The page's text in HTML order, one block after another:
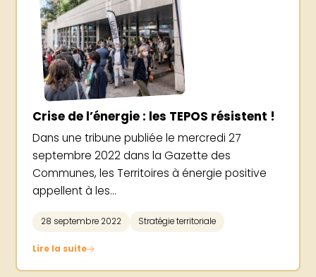
Crise de l’énergie : les TEPOS résistent !
Dans une tribune publiée le mercredi 27
septembre 2022 dans la Gazette des
Communes, les Territoires à énergie positive
appellent à les...
28 septembre 2022 Stratégie territoriale
Lire la suite